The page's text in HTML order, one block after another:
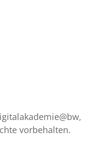
vorbehalten.